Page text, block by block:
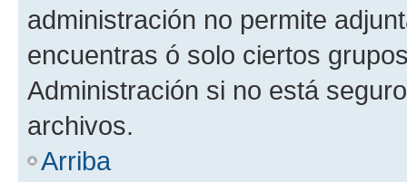
administración no permite
encuentras ó solo ciertos
Administración si no está
archivos.
Arriba